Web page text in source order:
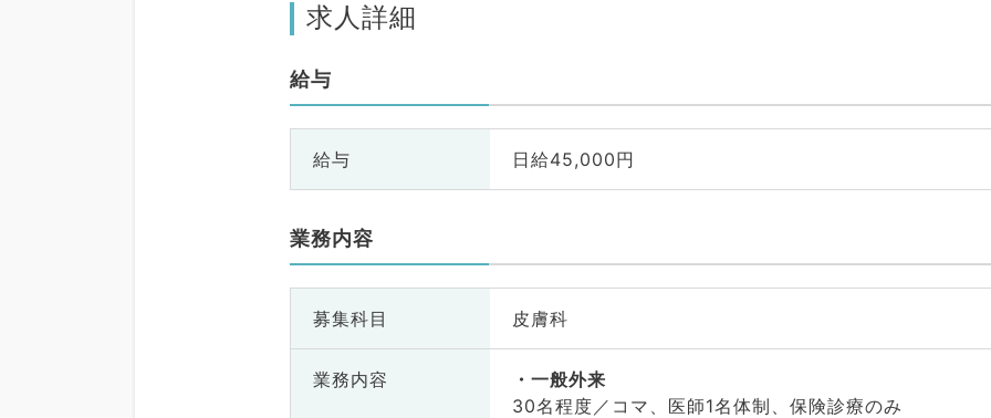
求人詳細
給与
給与 日給45,000円
業務内容
募集科目 皮膚科
業務内容
一般外来
30名程度／コマ、医師1名体制、保険診療のみ